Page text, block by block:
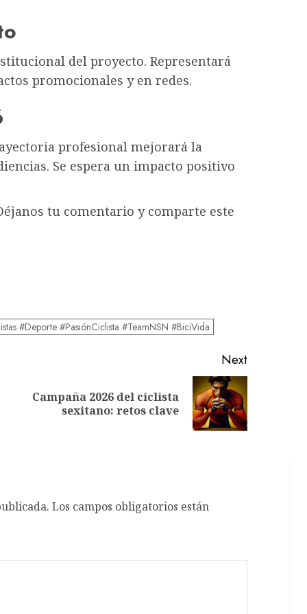
del proyecto. Representará
promocionales y en redes.
profesional mejorará la
Se espera un impacto positivo
tu comentario y comparte este
#Deporte #PasiónCiclista #TeamNSN #BiciVida
Previous
Next
NextCampaña 2026 del ciclista
sexitano: retos clave
Los campos obligatorios están